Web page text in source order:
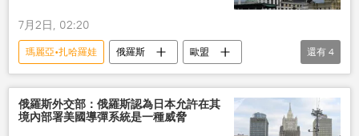
7月2日, 02:20
瑪麗亞•扎哈羅娃 俄羅斯
歐盟
歐洲
北約 國際 國際關係
還有 4
俄羅斯外交部：俄羅斯認為日本允許在其
境內部署美國導彈系統是一種威脅